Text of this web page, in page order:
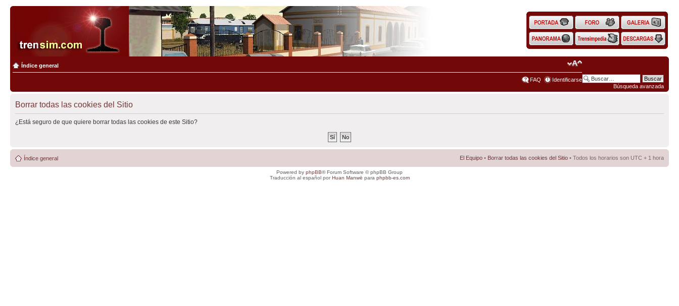
Búsqueda avanzada
Índice general
FAQ Identificarse
Borrar todas las cookies del Sitio
¿Está seguro de que quiere borrar todas las cookies de este Sitio?
Índice general El Equipo • Borrar todas las cookies del Sitio • Todos los horarios son UTC + 1 hora
Powered by phpBB® Forum Software © phpBB Group
Traducción al español porHuan Manwë para phpbb-es.com